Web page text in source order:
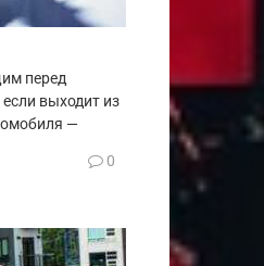
перед
выходит из
—
0